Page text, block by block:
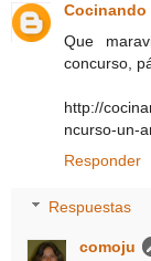
Cocinando
Que
concurso,
http://
ncurso-un-
Responder
Respuestas
comoju